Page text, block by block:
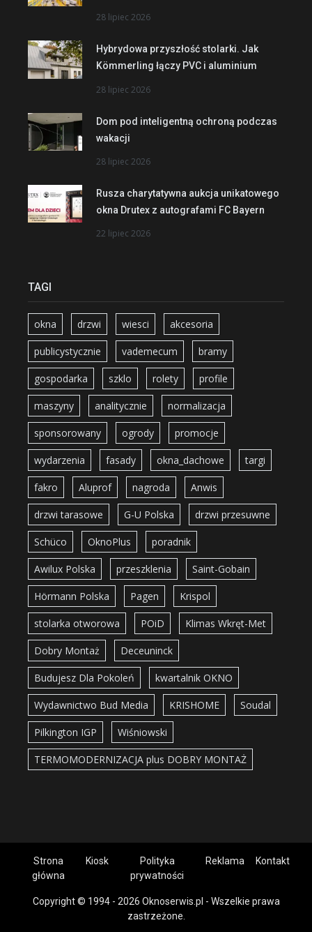
28 lipiec 2026
Hybrydowa przyszłość stolarki. Jak
Kömmerling łączy PVC i aluminium
28 lipiec 2026
Dom pod inteligentną ochroną podczas
wakacji
28 lipiec 2026
Rusza charytatywna aukcja unikatowego
okna Drutex z autografami FC Bayern
22 lipiec 2026
TAGI
okna drzwi wiesci akcesoria
publicystycznie vademecum bramy
gospodarka szklo rolety profile
maszyny analitycznie normalizacja
sponsorowany ogrody promocje
wydarzenia fasady okna_dachowe targi
fakro Aluprof nagroda Anwis
drzwi tarasowe G-U Polska drzwi przesuwne
Schüco OknoPlus poradnik
Awilux Polska przeszklenia Saint-Gobain
Hörmann Polska Pagen Krispol
stolarka otworowa POiD Klimas Wkręt-Met
Dobry Montaż Deceuninck
Budujesz Dla Pokoleń kwartalnik OKNO
Wydawnictwo Bud Media KRISHOME Soudal
Pilkington IGP Wiśniowski
TERMOMODERNIZACJA plus DOBRY MONTAŻ
Strona
główna
Kiosk
Polityka
prywatności
Reklama Kontakt
Copyright © 1994 - 2026 Oknoserwis.pl - Wszelkie prawa
zastrzeżone.